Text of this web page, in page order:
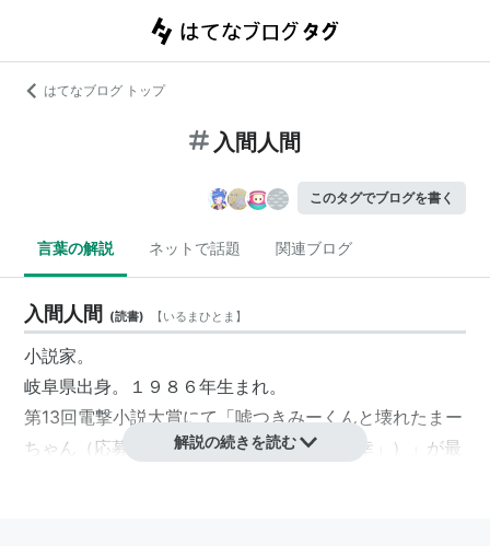
はてなブログ トップ
入間人間
このタグでブログを書く
言葉の解説 ネットで話題 関連ブログ
入間人間 (読書) 【いるまひとま 】
小説家。
岐阜県出身。１９８６年生まれ。
第13回電撃小説大賞にて「嘘つきみーくんと壊れたまー
ちゃん（応募時タイトル「幸せの背景は不幸」）」が最
解説の続きを読む